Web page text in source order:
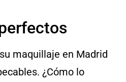
maquillaje en Madrid
¿Cómo lo